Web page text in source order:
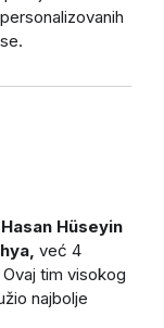
Hasan Hüseyin
već 4
tim visokog
najbolje